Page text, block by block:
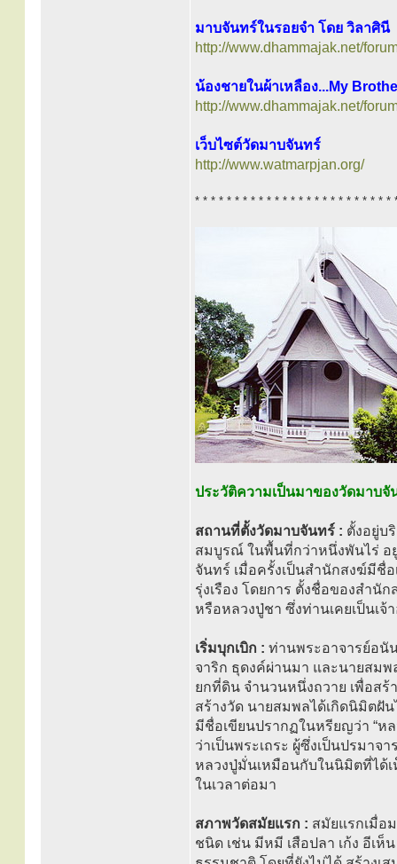
มาบจันทร์ในรอยจำ โดย วิลาศินี
http://www.dhammajak.net/
น้องชายในผ้าเหลือง...My
http://www.dhammajak.net/
เว็บไซต์วัดมาบจันทร์
http://www.watmarpjan.org/
* * * * * * * * * * * * * * * * * * * * * * * * *
ประวัติความเป็นมาของวัดมาบจั
สถานที่ตั้งวัดมาบจันทร์ : ตั้งอยู่บ
สมบูรณ์ ในพื้นที่กว่าหนึ่งพันไร่ อ
จันทร์ เมื่อครั้งเป็นสำนักสงฆ์มีชื่
รุ่งเรือง โดยการ ตั้งชื่อของสำ
หรือหลวงปู่ชา ซึ่งท่านเคยเป็นเ
เริ่มบุกเบิก : ท่านพระอาจารย์อนั
จาริก ธุดงค์ผ่านมา และนายสมพ
ยกที่ดิน จำนวนหนึ่งถวาย เพื่อส
สร้างวัด นายสมพลได้เกิดนิมิตฝั
มีชื่อเขียนปรากฏในหรียญว่า “ห
ว่าเป็นพระเถระ ผู้ซึ่งเป็นปรมา
หลวงปู่มั่นเหมือนกับในนิมิตที่ได้เ
ในเวลาต่อมา
สภาพวัดสมัยแรก : สมัยแรกเมื่อ
ชนิด เช่น มีหมี เสือปลา เก้ง อีเ